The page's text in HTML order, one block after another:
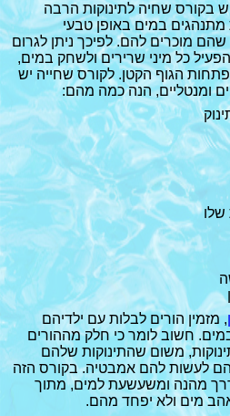
בקורס שחיה לתינוקות הרבה
מתנהגים במים באופן טבעי
מוכרים להם. לפיכך ניתן לגרום
כל מיני שרירים ולשחק במים,
הגוף הקטן. לקורס שחייה יש
ומנטליים, הנה כמה מהם:
שלו
, מזמין הורים לבלות עם ילדיהם
חשוב לומר כי חלק מההורים
משום שהתינוקות שלהם
לעשות להם אמבטיה. בקורס הזה
מהנה ומשעשעת למים, מתוך
מים ולא יפחד מהם.